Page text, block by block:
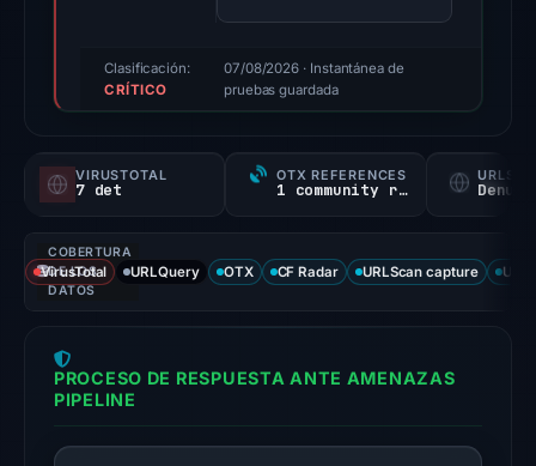
was
recorded
Evidence
VirusTotal
recorded
detections
95
Clasificación:
CRÍTICO
07/08/2026 · Instantánea de
pruebas guardada
VIRUSTOTAL
7 det
OTX REFERENCES
1 community ref
COBERTURA
DE LOS
DATOS
VirusTotal URLQuery OTX CF Radar URLScan capture
PROCESO DE RESPUESTA ANTE AMENAZAS
PIPELINE